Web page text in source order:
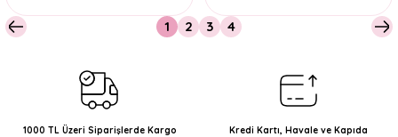
1 2 3 4
1000 TL Üzeri Siparişlerde Kargo
Kredi Kartı, Havale ve Kapıda